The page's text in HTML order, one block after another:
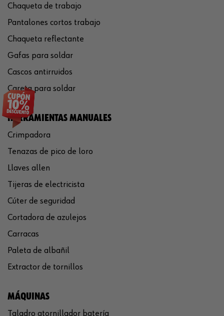
Chaqueta de trabajo
Pantalones cortos trabajo
Chaqueta reflectante
Gafas para soldar
Cascos antirruidos
Careta para soldar
HERRAMIENTAS MANUALES
Crimpadora
Tenazas de pico de loro
Llaves allen
Tijeras de electricista
Cúter de seguridad
Cortadora de azulejos
Carracas
Paleta de albañil
Extractor de tornillos
MÁQUINAS
Taladro atornillador batería